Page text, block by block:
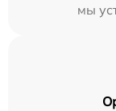
мы